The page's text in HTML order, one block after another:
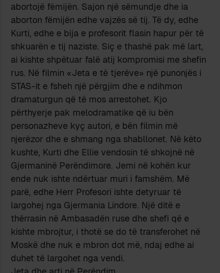
abortojë fëmijën. Sajon një sëmundje dhe ia
aborton fëmijën edhe vajzës së tij. Të dy, edhe
Kurti, edhe e bija e profesorit flasin hapur për të
shkuarën e tij naziste. Siç e thashë pak më lart,
ai kishte shpëtuar falë atij kompromisi me shefin
rus. Në filmin «Jeta e të tjerëve» një punonjës i
STAS-it e fsheh një përgjim dhe e ndihmon
dramaturgun që të mos arrestohet. Kjo
përthyerje pak melodramatike që iu bën
personazheve kyç autori, e bën filmin më
njerëzor dhe e shmang nga shabllonet. Në këto
kushte, Kurti dhe Ellie vendosin të shkojnë në
Gjermaninë Perëndimore. Jemi në kohën kur
ende nuk ishte ndërtuar muri i famshëm. Më
parë, edhe Herr Profesori ishte detyruar të
largohej nga Gjermania Lindore. Një ditë e
thërrasin në Ambasadën ruse dhe shefi që e
kishte mbrojtur, i thotë se do të transferohet në
Moskë dhe nuk e mbron dot më, ndaj edhe ai
duhet të largohet nga vendi.